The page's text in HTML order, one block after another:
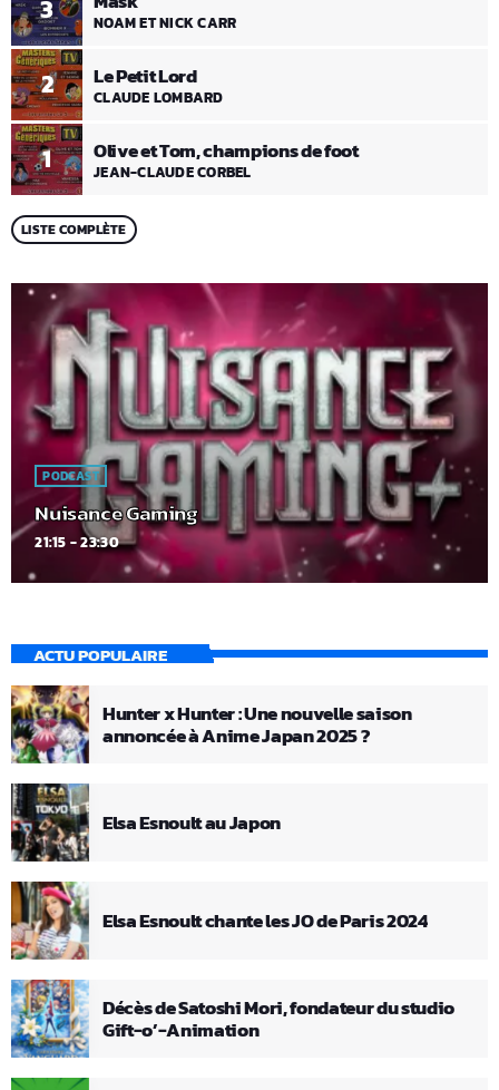
1 Olive et Tom, champions de foot
JEAN-CLAUDE CORBEL
2 Le Petit Lord
CLAUDE LOMBARD
3 NOAM ET NICK CARR
LISTE COMPLÈTE
PODCAST
Nuisance Gaming
21:15 - 23:30
ACTU POPULAIRE
Hunter x Hunter : Une nouvelle saison
annoncée à Anime Japan 2025 ?
Elsa Esnoult au Japon
Elsa Esnoult chante les JO de Paris 2024
Décès de Satoshi Mori, fondateur du studio
Gift-o’-Animation